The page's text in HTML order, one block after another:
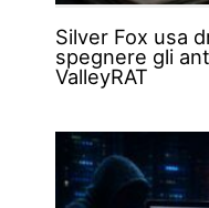
Silver Fox usa
spegnere gli
ValleyRAT